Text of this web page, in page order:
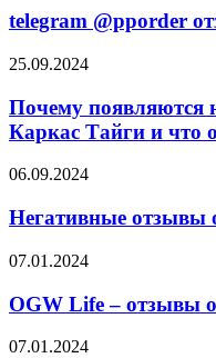
отзывы
telegram @pporder
Почему
негативные
отзывы
о
Тайги
что
этом
партнёры
25.09.2024
Почему появляются
Каркас Тайги и что
Негативные
о
PMGO:
правда
или
миф?
06.09.2024
Негативные отзывы
OGW
–
отзывы
о
07.01.2024
OGW Life – отзывы
Франшиза
07.01.2024